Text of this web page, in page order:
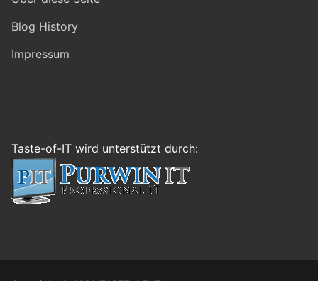
Blog History
Impressum
Taste-of-IT wird unterstützt durch: